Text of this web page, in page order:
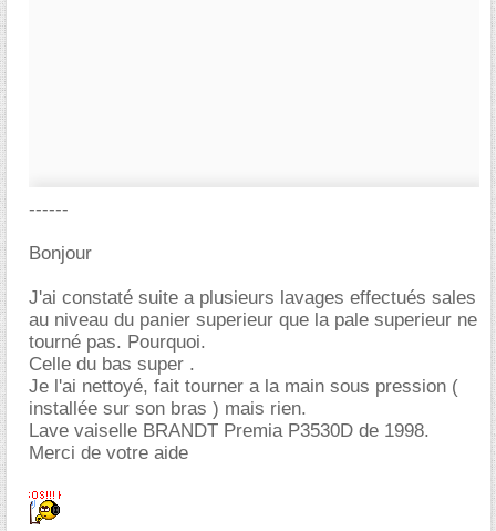
------
Bonjour
J'ai constaté suite a plusieurs lavages effectués sales
au niveau du panier superieur que la pale superieur ne
tourné pas. Pourquoi.
Celle du bas super .
Je l'ai nettoyé, fait tourner a la main sous pression (
installée sur son bras ) mais rien.
Lave vaiselle BRANDT Premia P3530D de 1998.
Merci de votre aide